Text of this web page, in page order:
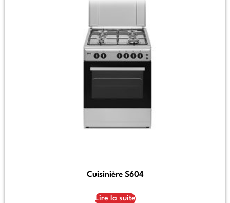
Cuisinière S604
Lire la suite